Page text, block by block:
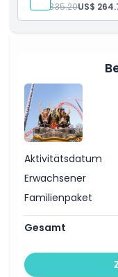
Leistungen
Ideal für einen
US$ 335.20US$
Aktivitätsdatum
Erwachsener
Familienpaket
Gesamt